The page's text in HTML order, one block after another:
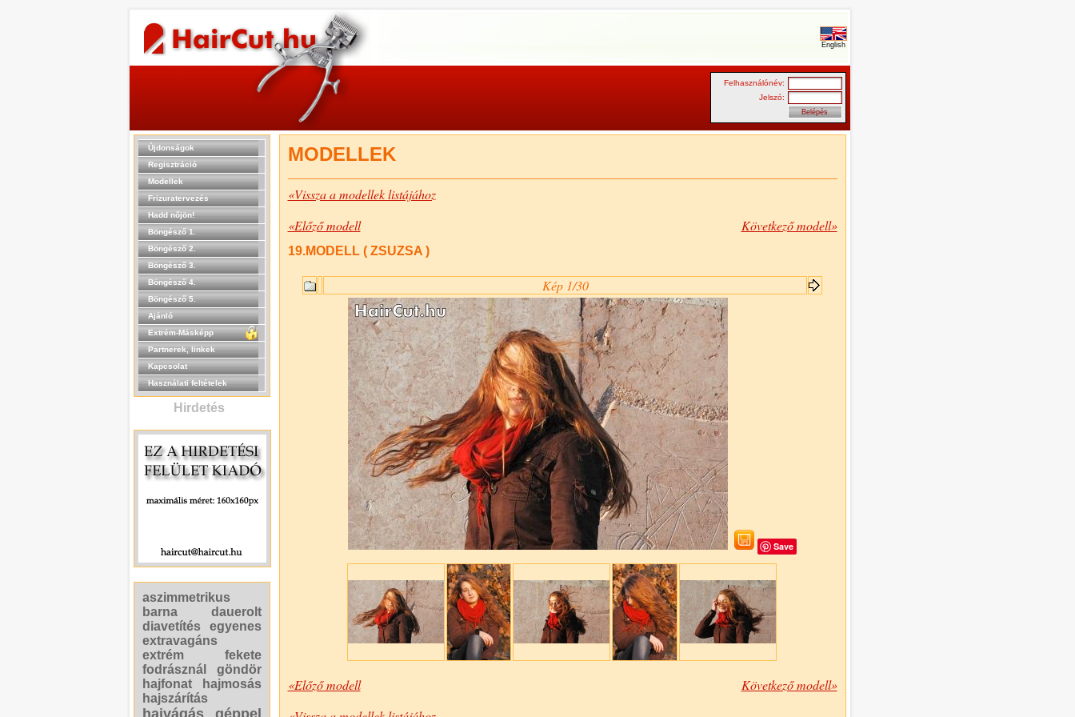
English
Felhasználónév:
Jelszó:
Újdonságok
Regisztráció
Modellek
Frizuratervezés
Hadd nőjön!
Böngésző 1.
Böngésző 2.
Böngésző 3.
Böngésző 4.
Böngésző 5.
Ajánló
Extrém-Másképp
Partnerek, linkek
Kapcsolat
Használati feltételek
Hirdetés
aszimmetrikus
barna
dauerolt
diavetítés
egyenes
extravagáns
extrém
fekete
fodrásznál
göndör
hajfonat
hajmosás
hajszárítás
hajvágás géppel
MODELLEK
«Vissza a modellek listájához
«Előző modell
Következő modell»
19.MODELL ( ZSUZSA )
Kép 1/30
Save
«Előző modell
Következő modell»